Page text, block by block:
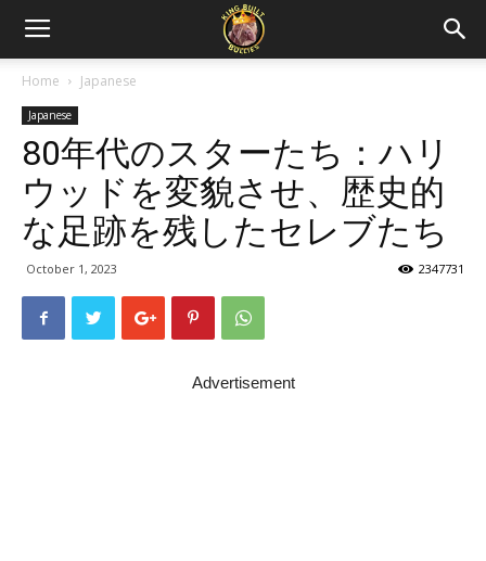
Home Japanese
Japanese
80年代のスターたち：ハリ
ウッドを変貌させ、歴史的
な足跡を残したセレブたち
October 1, 2023 2347731
Advertisement